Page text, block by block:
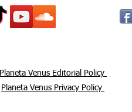
Planeta Venus Privacy Policy
Planeta Venus Editorial Policy